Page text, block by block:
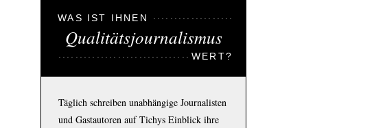
WAS IST IHNEN
Qualitätsjournalismus
WERT?
Täglich schreiben unabhängige Journalisten
und Gastautoren auf Tichys Einblick ihre